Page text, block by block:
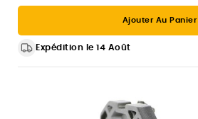
Ajouter Au Panier
Expédition le 14 Août